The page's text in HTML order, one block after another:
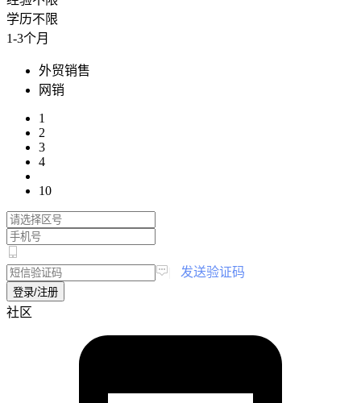
学历不限
1-3个月
外贸销售
网销
1
2
3
4
10
发送验证码
登录/注册
社区